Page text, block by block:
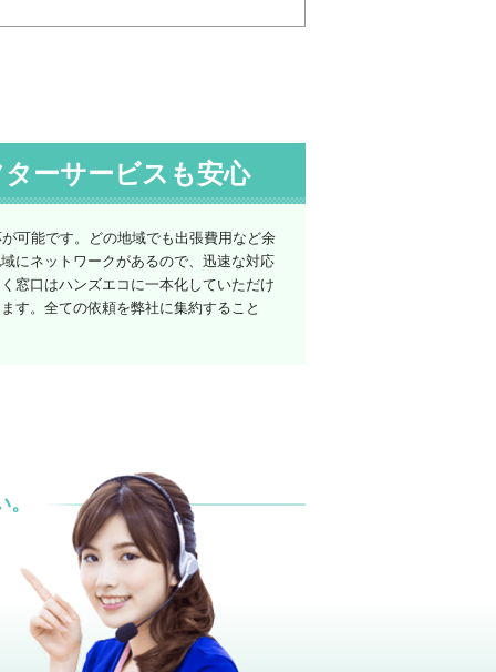
ーサービスも安心
可能です。どの地域でも出張費用など余
にネットワークがあるので、迅速な対応
窓口はハンズエコに一本化していただけ
す。全ての依頼を弊社に集約すること